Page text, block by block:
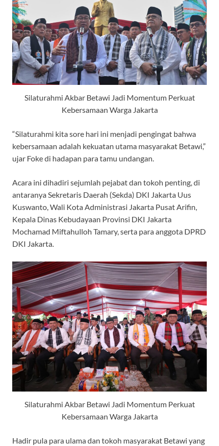
Silaturahmi Akbar Betawi Jadi Momentum Perkuat
Kebersamaan Warga Jakarta
“Silaturahmi kita sore hari ini menjadi pengingat bahwa
kebersamaan adalah kekuatan utama masyarakat Betawi,”
ujar Foke di hadapan para tamu undangan.
Acara ini dihadiri sejumlah pejabat dan tokoh penting, di
antaranya Sekretaris Daerah (Sekda) DKI Jakarta Uus
Kuswanto, Wali Kota Administrasi Jakarta Pusat Arifin,
Kepala Dinas Kebudayaan Provinsi DKI Jakarta
Mochamad Miftahulloh Tamary, serta para anggota DPRD
DKI Jakarta.
Silaturahmi Akbar Betawi Jadi Momentum Perkuat
Kebersamaan Warga Jakarta
Hadir pula para ulama dan tokoh masyarakat Betawi yang